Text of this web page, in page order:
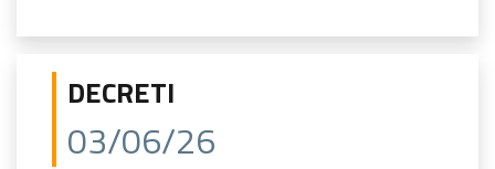
DECRETI
03/06/26